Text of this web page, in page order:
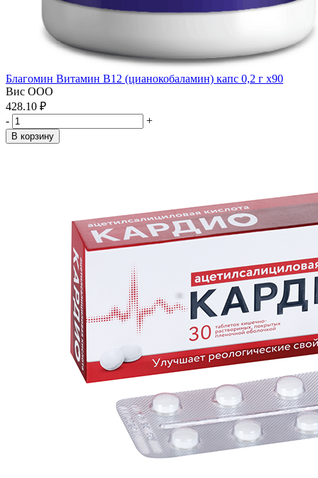
Благомин Витамин В12 (цианокобаламин) капс 0,2 г x90
Вис ООО
428.10 ₽
-
+
В корзину